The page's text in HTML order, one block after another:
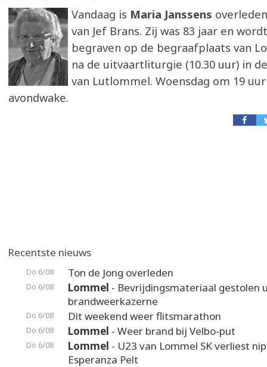
Vandaag is Maria Janssens
van Jef Brans. Zij was 83 jaar en
begraven op de begraafplaats van
na de uitvaartliturgie (10.30 uur) in
van Lutlommel. Woensdag om 19
avondwake.
Recentste nieuws
Do 6/08 Ton de Jong overleden
Do 6/08 Lommel - Bevrijdingsmateriaal gestolen
brandweerkazerne
Do 6/08 Dit weekend weer flitsmarathon
Do 6/08 Lommel - Weer brand bij Velbo-put
Do 6/08 Lommel - U23 van Lommel SK verliest
Esperanza Pelt